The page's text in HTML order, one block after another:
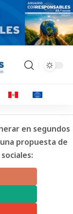
en segundos
propuesta de